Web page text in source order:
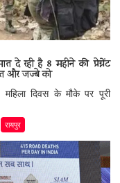
दे रही है 8 महीने की प्रेग्नेंट
और जज्बे को
महिला दिवस के मौके पर पूरी
रायपुर